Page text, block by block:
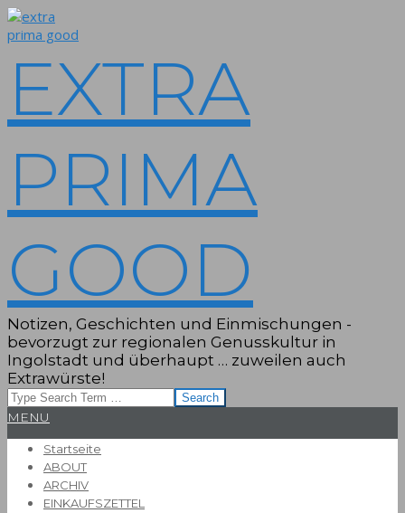
Skip
to
EXTRA
PRIMA
GOOD
Notizen, Geschichten und Einmischungen -
bevorzugt zur regionalen Genusskultur in
Ingolstadt und überhaupt … zuweilen auch
Extrawürste!
Search
Primary
Menu
MENU
Startseite
ABOUT
ARCHIV
EINKAUFSZETTEL